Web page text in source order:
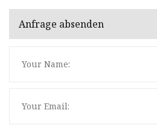
Anfrage absenden